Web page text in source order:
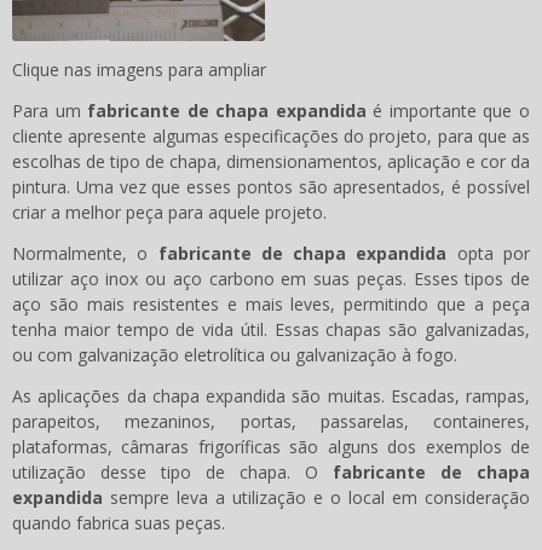
Clique nas imagens para ampliar
Para um fabricante de chapa expandida é importante que o
cliente apresente algumas especificações do projeto, para que as
escolhas de tipo de chapa, dimensionamentos, aplicação e cor da
pintura. Uma vez que esses pontos são apresentados, é possível
criar a melhor peça para aquele projeto.
Normalmente, o fabricante de chapa expandida opta por
utilizar aço inox ou aço carbono em suas peças. Esses tipos de
aço são mais resistentes e mais leves, permitindo que a peça
tenha maior tempo de vida útil. Essas chapas são galvanizadas,
ou com galvanização eletrolítica ou galvanização à fogo.
As aplicações da chapa expandida são muitas. Escadas, rampas,
parapeitos, mezaninos, portas, passarelas, containeres,
plataformas, câmaras frigoríficas são alguns dos exemplos de
utilização desse tipo de chapa. O fabricante de chapa
expandida sempre leva a utilização e o local em consideração
quando fabrica suas peças.